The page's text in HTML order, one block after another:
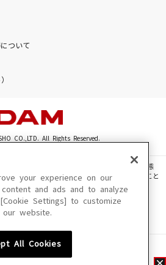
ついて
CO.,LTD. All Rights Reserved.
文章・画像・写真・動画・音声等を、手段や形態
超えて無断で複製、転載、ファイル化などすること
ご利用いただけない場合があります。
内容が変更になる場合があります。
your experience on our
and ads and to analyze
Settings] to customize
website.
All Cookies